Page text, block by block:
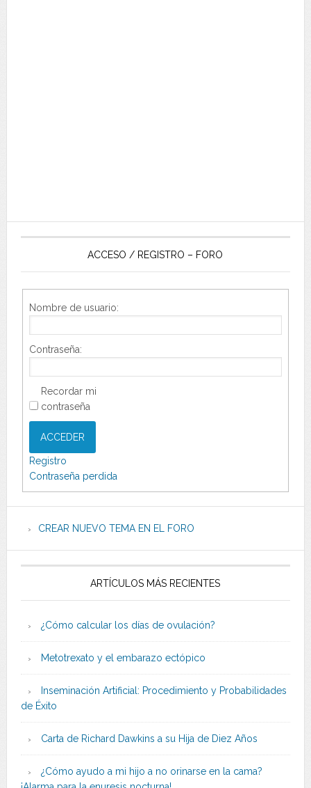
ACCESO / REGISTRO – FORO
Nombre de usuario:
Contraseña:
Recordar mi
contraseña
ACCEDER
Registro
Contraseña perdida
CREAR NUEVO TEMA EN EL FORO
ARTÍCULOS MÁS RECIENTES
¿Cómo calcular los días de ovulación?
Metotrexato y el embarazo ectópico
Inseminación Artificial: Procedimiento y Probabilidades
de Éxito
Carta de Richard Dawkins a su Hija de Diez Años
¿Cómo ayudo a mi hijo a no orinarse en la cama?